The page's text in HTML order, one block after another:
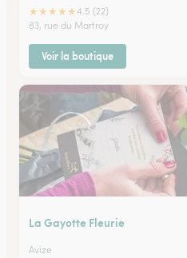
★★★★★4.5 (22)
83, rue du Martroy
Voir la boutique
La Gayotte Fleurie
Avize